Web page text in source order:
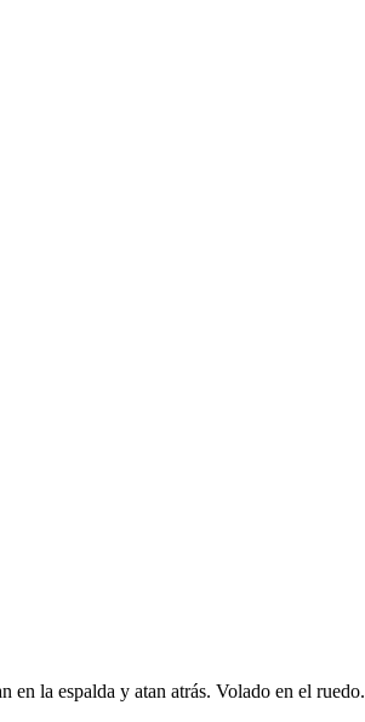
en la espalda y atan atrás. Volado en el ruedo.